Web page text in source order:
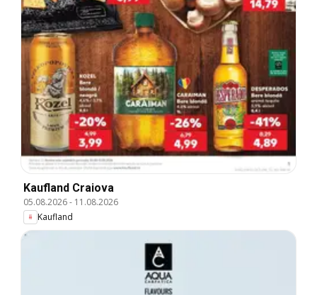
Kaufland Craiova
05.08.2026- 11.08.2026
Kaufland